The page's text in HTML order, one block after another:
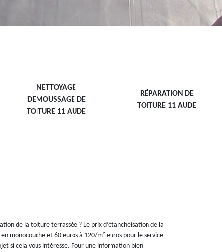
NETTOYAGE
DEMOUSSAGE DE
TOITURE 11 AUDE
RÉPARATION DE
TOITURE 11 AUDE
de la toiture terrassée ? Le prix d’étanchéisation de la
monocouche et 60 euros à 120/m² euros pour le service
si cela vous intéresse. Pour une information bien